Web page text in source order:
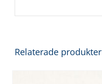
Relaterade produkter